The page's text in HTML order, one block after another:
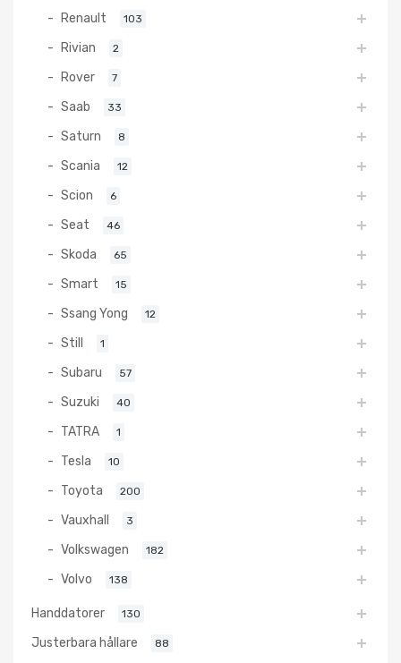
Renault 103
Rivian 2
Rover 7
Saab 33
Saturn 8
Scania 12
Scion 6
Seat 46
Skoda 65
Smart 15
Ssang Yong 12
Still 1
Subaru 57
Suzuki 40
TATRA 1
Tesla 10
Toyota 200
Vauxhall 3
Volkswagen 182
Volvo 138
Handdatorer 130
Justerbara hållare 88